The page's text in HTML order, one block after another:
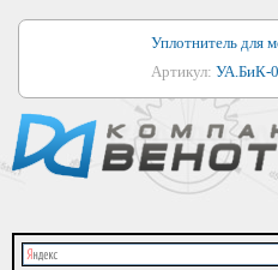
Уплотнитель для
Артикул: УА.БиК-
Уплотнитель для
Артикул:1044
Уплотнитель для
Артикул:УМ.БиК-